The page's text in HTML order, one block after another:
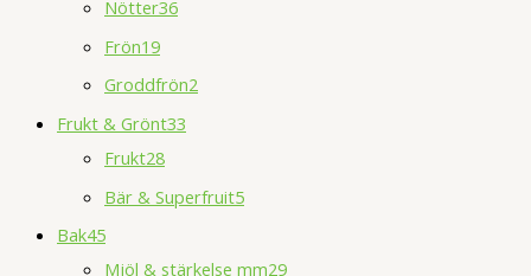
Nötter36
Frön19
Groddfrön2
Frukt & Grönt33
Frukt28
Bär & Superfruit5
Bak45
Mjöl & stärkelse mm29